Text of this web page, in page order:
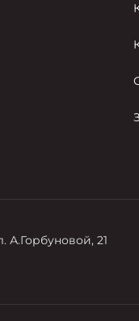
А.Горбуновой, 21